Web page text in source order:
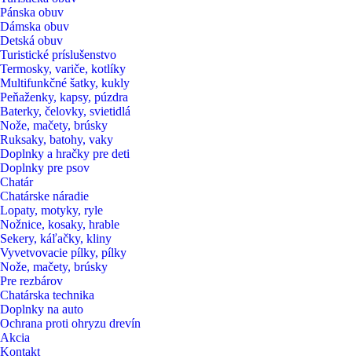
Pánska obuv
Dámska obuv
Detská obuv
Turistické príslušenstvo
Termosky, variče, kotlíky
Multifunkčné šatky, kukly
Peňaženky, kapsy, púzdra
Baterky, čelovky, svietidlá
Nože, mačety, brúsky
Ruksaky, batohy, vaky
Doplnky a hračky pre deti
Doplnky pre psov
Chatár
Chatárske náradie
Lopaty, motyky, ryle
Nožnice, kosaky, hrable
Sekery, káľačky, kliny
Vyvetvovacie pílky, pílky
Nože, mačety, brúsky
Pre rezbárov
Chatárska technika
Doplnky na auto
Ochrana proti ohryzu drevín
Akcia
Kontakt